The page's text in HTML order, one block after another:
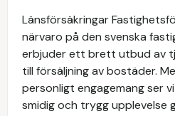
Länsförsäkringar
närvaro på den svenska
erbjuder ett brett utbud av
till försäljning av bostäder.
personligt engagemang ser
smidig och trygg upplevelse